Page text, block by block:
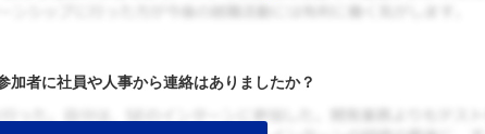
者に社員や人事から連絡はありましたか？